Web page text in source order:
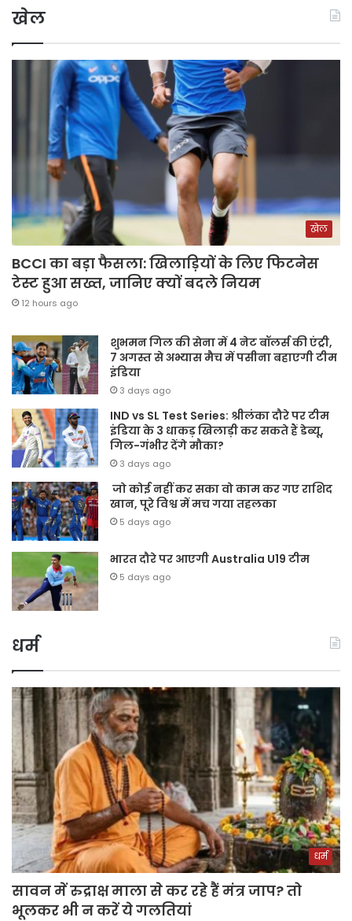
खेल
खेल
BCCI का बड़ा फैसला: खिलाड़ियों के लिए फिटनेस
टेस्ट हुआ सख्त, जानिए क्यों बदले नियम
12 hours ago
शुभमन गिल की सेना में 4 नेट बॉलर्स की एंट्री,
7 अगस्त से अभ्यास मैच में पसीना बहाएगी टीम
इंडिया
3 days ago
IND vs SL Test Series: श्रीलंका दौरे पर टीम
इंडिया के 3 धाकड़ खिलाड़ी कर सकते हैं डेब्यू,
गिल-गंभीर देंगे मौका?
3 days ago
जो कोई नहीं कर सका वो काम कर गए राशिद
खान, पूरे विश्व में मच गया तहलका
5 days ago
भारत दौरे पर आएगी Australia U19 टीम
5 days ago
धर्म
धर्म
सावन में रुद्राक्ष माला से कर रहे हैं मंत्र जाप? तो
भूलकर भी न करें ये गलतियां